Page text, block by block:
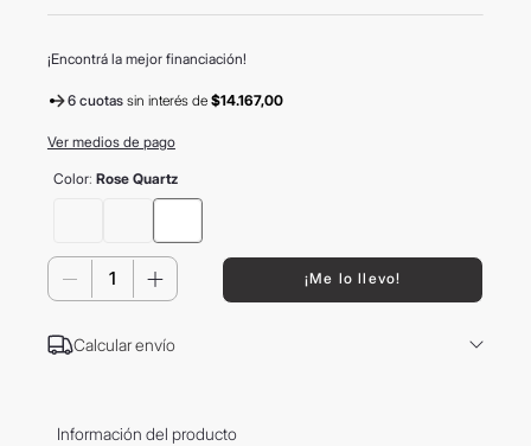
¡Encontrá la mejor financiación!
6 cuotas sin interésde $14.167,00
Ver medios de pago
Color: Rose Quartz
＋
－ ¡Me lo llevo!
Calcular envío
Información del producto